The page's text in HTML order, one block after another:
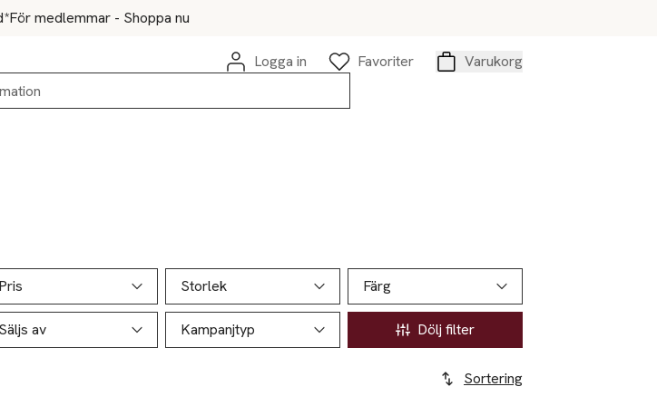
För medlemmar - Shoppa nu
Logga in
Favoriter
Varukorg
Pris Storlek Färg
Säljs av Kampanjtyp Dölj filter
Sortering